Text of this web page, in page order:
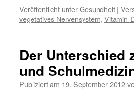
Veröffentlicht unterGesundheit |
vegetatives Nervensystem, Vitamin-
Der Unterschied
und
Publiziert am 19. September 2012